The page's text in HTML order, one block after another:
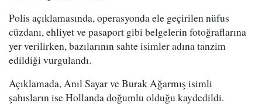
Polis açıklamasında, operasyonda ele geçirilen nüfus
cüzdanı, ehliyet ve pasaport gibi belgelerin fotoğraflarına
yer verilirken, bazılarının sahte isimler adına tanzim
edildiği vurgulandı.
Açıklamada, Anıl Sayar ve Burak Ağarmış isimli
şahısların ise Hollanda doğumlu olduğu kaydedildi.